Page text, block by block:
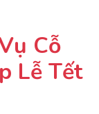
Cỗ
Lễ Tết